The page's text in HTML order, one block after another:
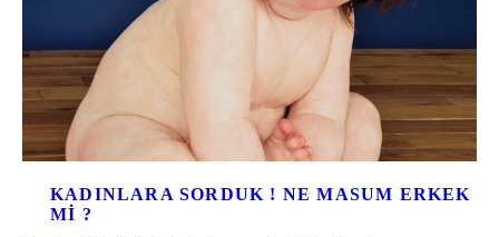
KADINLARA SORDUK ! NE MASUM ERKEK
MI ?